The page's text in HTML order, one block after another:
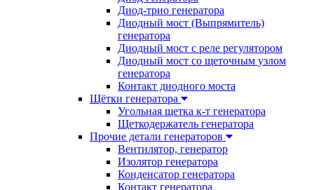
Диод-трио генератора
Диодный мост (Выпрямитель)
генератора
Диодный мост с реле регулятором
Диодный мост со щеточным узлом
генератора
Контакт диодного моста
Щётки генератора
Угольная щетка к-т генератора
Щеткодержатель генератора
Прочие детали генераторов
Вентилятор, генератор
Изолятор генератора
Конденсатор генератора
Контакт генератора